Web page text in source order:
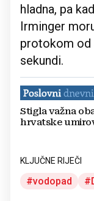
hladna, pa
Irminger
protokom od
sekundi.
Stigla važna
hrvatske
KLJUČNE RIJEČI
vodopad